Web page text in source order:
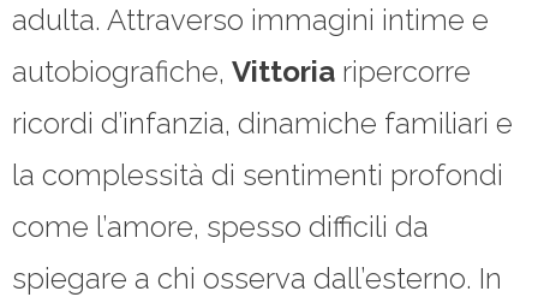
adulta. Attraverso immagini intime e
autobiografiche, Vittoria ripercorre
ricordi d’infanzia, dinamiche familiari e
la complessità di sentimenti profondi
come l’amore, spesso difficili da
spiegare a chi osserva dall’esterno. In